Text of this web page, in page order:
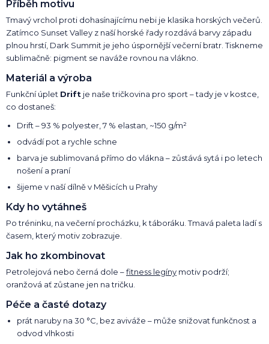
Příběh motivu
Tmavý vrchol proti dohasínajícímu nebi je klasika horských večerů.
Zatímco Sunset Valley z naší horské řady rozdává barvy západu
plnou hrstí, Dark Summit je jeho úspornější večerní bratr. Tiskneme
sublimačně: pigment se naváže rovnou na vlákno.
Materiál a výroba
Funkční úplet Drift je naše tričkovina pro sport – tady je v kostce,
co dostaneš:
Drift – 93 % polyester, 7 % elastan, ~150 g/m²
odvádí pot a rychle schne
barva je sublimovaná přímo do vlákna – zůstává sytá i po letech
nošení a praní
šijeme v naší dílně v Měšicích u Prahy
Kdy ho vytáhneš
Po tréninku, na večerní procházku, k táboráku. Tmavá paleta ladí s
časem, který motiv zobrazuje.
Jak ho zkombinovat
Petrolejová nebo černá dole –fitness legíny motiv podrží;
oranžová ať zůstane jen na tričku.
Péče a časté dotazy
prát naruby na 30 °C, bez aviváže – může snižovat funkčnost a
odvod vlhkosti